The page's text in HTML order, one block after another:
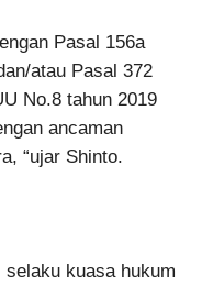
Pasal 156a
atau Pasal 372
No.8 tahun 2019
ancaman
“ujar Shinto.
selaku kuasa hukum